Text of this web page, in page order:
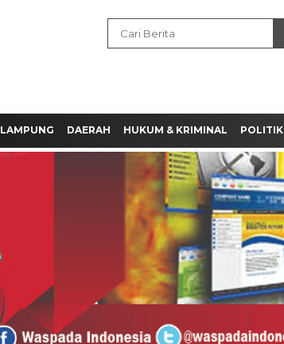
LAMPUNG DAERAH HUKUM & KRIMINAL POLITIK